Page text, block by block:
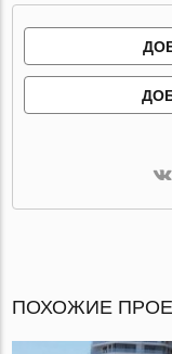
ПОХОЖИЕ